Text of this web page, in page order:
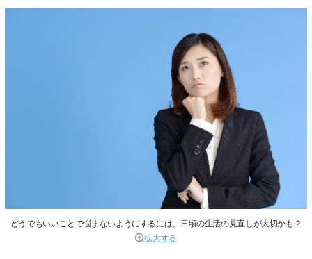
どうでもいいことで悩まないようにするには、日頃の生活の見直しが大切かも？
拡大する